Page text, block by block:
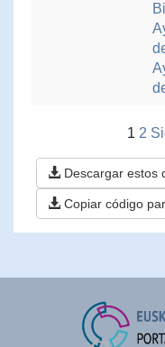
1 2
Descargar estos
Copiar código